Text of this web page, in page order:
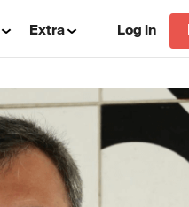
Extra Log in